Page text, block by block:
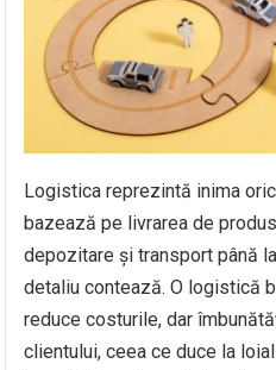
Logistica reprezintă inima
bazează pe livrarea de
depozitare și transport până
detaliu contează. O logistică
reduce costurile, dar
clientului, ceea ce duce la